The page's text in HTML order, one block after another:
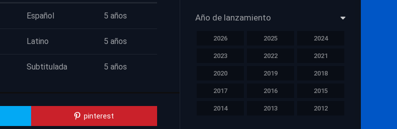
Español 5 años
Latino 5 años
Subtitulada 5 años
pinterest
Año de lanzamiento
2026 2025 2024
2023 2022 2021
2020 2019 2018
2017 2016 2015
2014 2013 2012